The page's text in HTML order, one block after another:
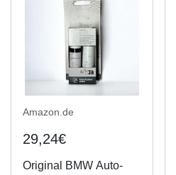
Amazon.de
29,24€
Original BMW Auto-